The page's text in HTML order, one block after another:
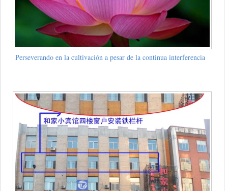
Perseverando en la cultivación a pesar de la continua interferencia